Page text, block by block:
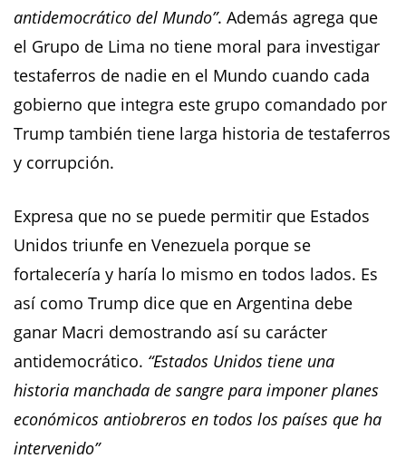
antidemocrático del Mundo”. Además agrega que
el Grupo de Lima no tiene moral para investigar
testaferros de nadie en el Mundo cuando cada
gobierno que integra este grupo comandado por
Trump también tiene larga historia de testaferros
y corrupción.
Expresa que no se puede permitir que Estados
Unidos triunfe en Venezuela porque se
fortalecería y haría lo mismo en todos lados. Es
así como Trump dice que en Argentina debe
ganar Macri demostrando así su carácter
antidemocrático. “Estados Unidos tiene una
historia manchada de sangre para imponer planes
económicos antiobreros en todos los países que ha
intervenido”